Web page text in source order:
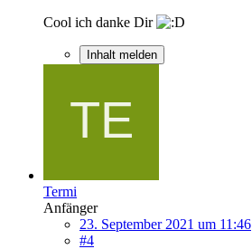
Cool ich danke Dir
Inhalt melden
Termi
Anfänger
23. September 2021 um 11:46
#4